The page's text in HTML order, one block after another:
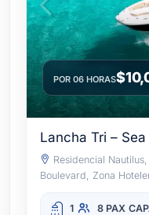
POR 06 HORAS
Lancha Tri –
Residencial
Boulevard, Zona
1 8 PAX